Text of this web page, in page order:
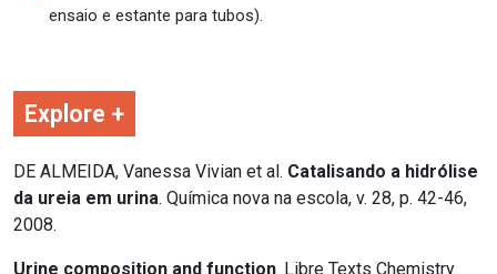
ensaio e estante para tubos).
Explore +
DE ALMEIDA, Vanessa Vivian et al. Catalisando a hidrólise
da ureia em urina. Química nova na escola, v. 28, p. 42-46,
2008.
Urine composition and function. Libre Texts Chemistry.